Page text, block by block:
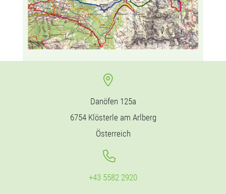
Danöfen 125a
6754 Klösterle am Arlberg
Österreich
+43 5582 2920